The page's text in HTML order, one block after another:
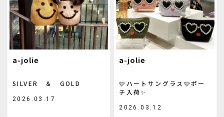
a-jolie
SILVER ＆ GOLD
2026.03.17
a-jolie
🩷ハートサングラス🩷ポー
チ入荷✨️
2026.03.12